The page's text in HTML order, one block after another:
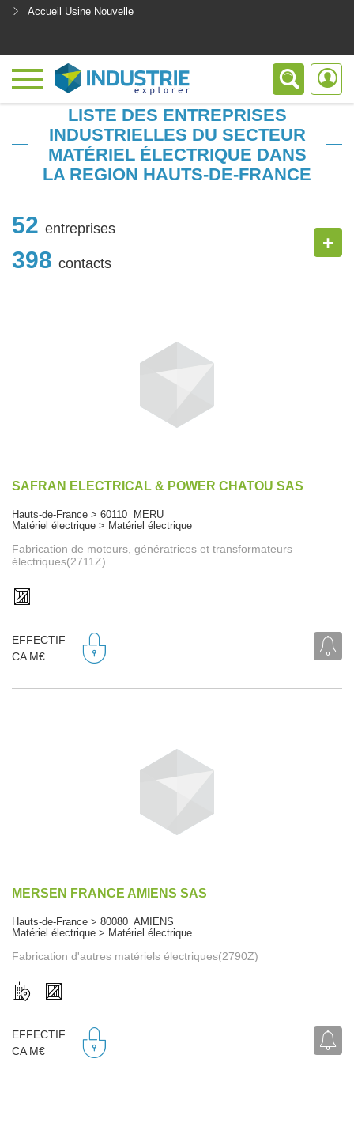
Accueil Usine Nouvelle
LISTE DES ENTREPRISES
INDUSTRIELLES DU SECTEUR
MATÉRIEL ÉLECTRIQUE DANS
LA REGION HAUTS-DE-FRANCE
52 entreprises
398 contacts
+
SAFRAN ELECTRICAL & POWER CHATOU SAS
Hauts-de-France > 60110 MERU
Matériel électrique > Matériel électrique
Fabrication de moteurs, génératrices et transformateurs
électriques(2711Z)
EFFECTIF
CA M€
MERSEN FRANCE AMIENS SAS
Hauts-de-France > 80080 AMIENS
Matériel électrique > Matériel électrique
Fabrication d'autres matériels électriques(2790Z)
EFFECTIF
CA M€